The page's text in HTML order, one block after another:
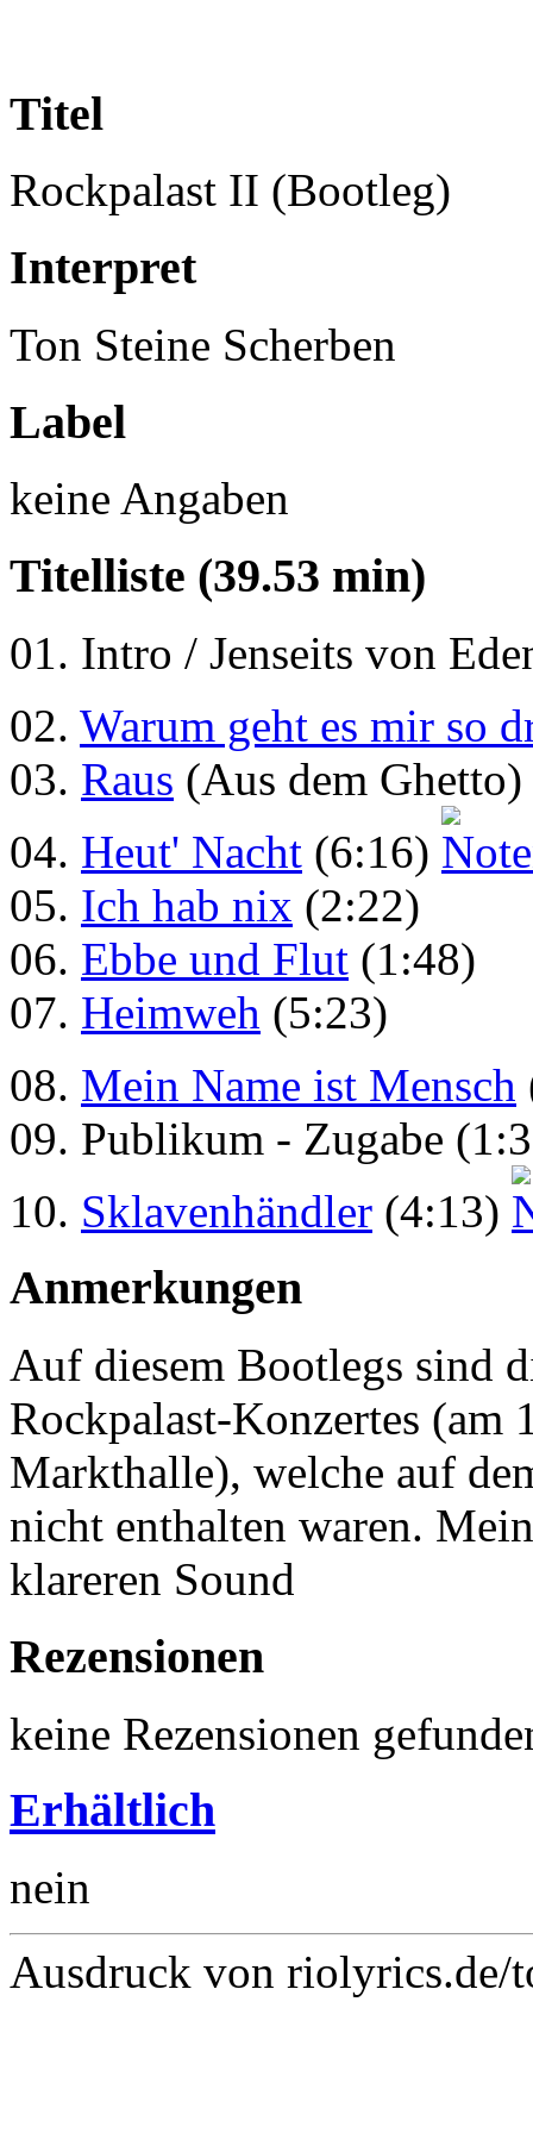
Titel
Rockpalast II (Bootleg)
Interpret
Ton Steine Scherben
Label
keine Angaben
Titelliste (39.53 min)
01. Intro / Jenseits von
02. Warum geht es mir so
03. Raus (Aus dem
04. Heut' Nacht (6:16)
05. Ich hab nix (2:22)
06. Ebbe und Flut (1:48)
07. Heimweh (5:23)
08. Mein Name ist Mensch
09. Publikum - Zugabe
10. Sklavenhändler (4:13)
Anmerkungen
Auf diesem Bootlegs sind
Rockpalast-Konzertes (am
Markthalle), welche auf
nicht enthalten waren.
klareren Sound
Rezensionen
keine Rezensionen
Erhältlich
nein
Ausdruck von riolyrics.de/